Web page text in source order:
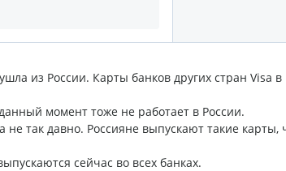
из России. Карты банков других стран Visa
момент тоже не работает в России.
не так давно. Россияне выпускают такие карты,
сейчас во всех банках.